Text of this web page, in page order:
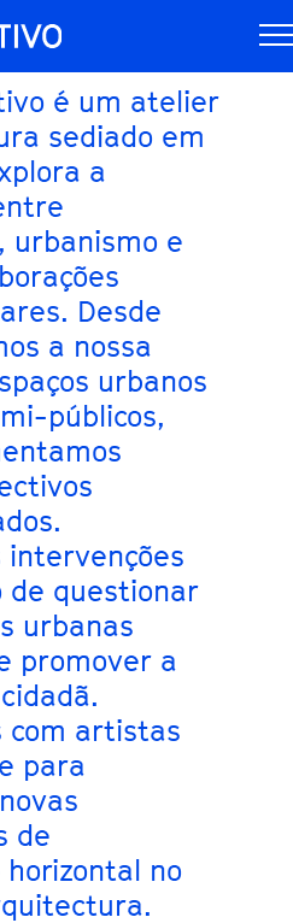
é um atelier
sediado em
a
urbanismo e
Desde
a nossa
urbanos
públicos,
intervenções
de questionar
urbanas
promover a
com artistas
para
de
horizontal no